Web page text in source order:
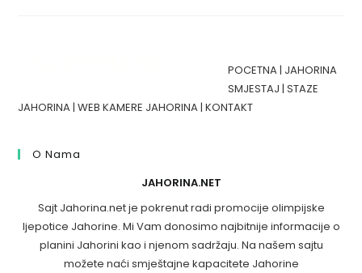
POCETNA | JAHORINA
SMJESTAJ |STAZE
JAHORINA |WEB KAMERE JAHORINA |KONTAKT
O Nama
JAHORINA.NET
Sajt Jahorina.net je pokrenut radi promocije olimpijske
ljepotice Jahorine. Mi Vam donosimo najbitnije informacije o
planini Jahorini kao i njenom sadržaju. Na našem sajtu
možete naći smještajne kapacitete Jahorine